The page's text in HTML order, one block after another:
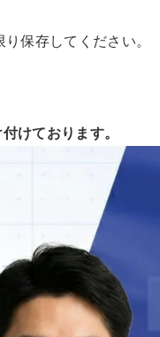
保存してください。
けております。